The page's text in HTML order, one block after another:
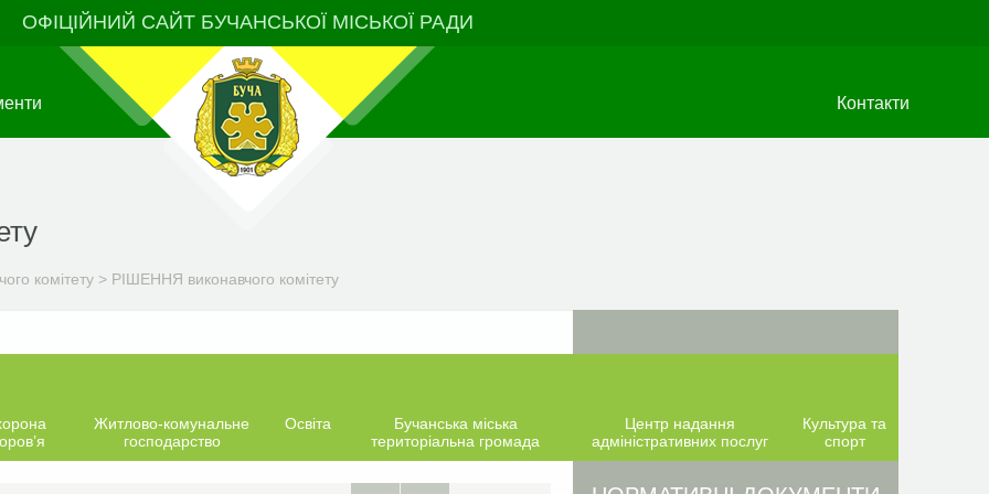
ОФІЦІЙНИЙ САЙТ БУЧАНСЬКОЇ МІСЬКОЇ РАДИ
Контакти
комітету > РІШЕННЯ виконавчого комітету
Житлово-комунальне
господарство
Освіта
Бучанська міська
територіальна громада
Центр надання
адміністративних послуг
Культура та
спорт